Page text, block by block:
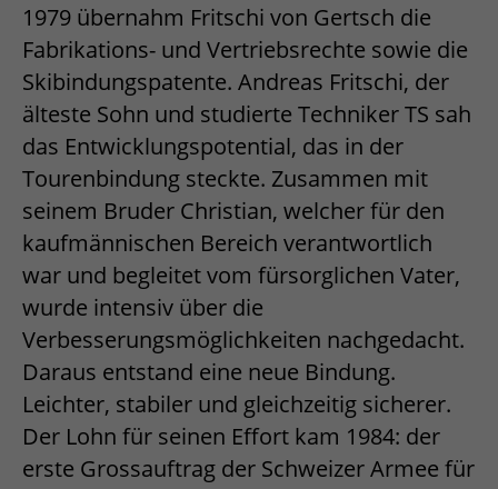
1979 übernahm Fritschi von Gertsch die
Fabrikations- und Vertriebsrechte sowie die
Skibindungspatente. Andreas Fritschi, der
älteste Sohn und studierte Techniker TS sah
das Entwicklungspotential, das in der
Tourenbindung steckte. Zusammen mit
seinem Bruder Christian, welcher für den
kaufmännischen Bereich verantwortlich
war und begleitet vom fürsorglichen Vater,
wurde intensiv über die
Verbesserungsmöglichkeiten nachgedacht.
Daraus entstand eine neue Bindung.
Leichter, stabiler und gleichzeitig sicherer.
Der Lohn für seinen Effort kam 1984: der
erste Grossauftrag der Schweizer Armee für